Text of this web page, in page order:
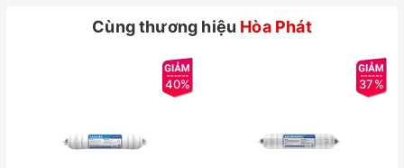
Cùng thương hiệu Hòa Phát
40% 37%